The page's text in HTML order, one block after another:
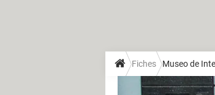
Fiches Museo de